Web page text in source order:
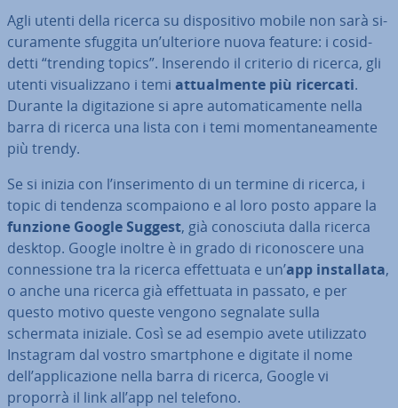
Agli utenti della ricerca su di­spo­si­ti­vo mobile non sarà si­
cu­ra­men­te sfuggita un’ulteriore nuova feature: i co­sid­
det­ti “trending topics”. Inserendo il criterio di ricerca, gli
utenti vi­sua­liz­za­no i temi at­tual­men­te più ricercati.
Durante la di­gi­ta­zio­ne si apre au­to­ma­ti­ca­men­te nella
barra di ricerca una lista con i temi mo­men­ta­nea­men­te
più trendy.
Se si inizia con l’in­se­ri­men­to di un termine di ricerca, i
topic di tendenza scom­pa­io­no e al loro posto appare la
funzione Google Suggest, già co­no­sciu­ta dalla ricerca
desktop. Google inoltre è in grado di ri­co­no­sce­re una
con­nes­sio­ne tra la ricerca ef­fet­tua­ta e un’app in­stal­la­ta,
o anche una ricerca già ef­fet­tua­ta in passato, e per
questo motivo queste vengono segnalate sulla
schermata iniziale. Così se ad esempio avete uti­liz­za­to
Instagram dal vostro smart­pho­ne e digitate il nome
dell’ap­pli­ca­zio­ne nella barra di ricerca, Google vi
proporrà il link all’app nel telefono.